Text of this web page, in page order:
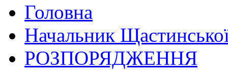
Головна
Начальник
РОЗПОРЯДЖЕННЯ